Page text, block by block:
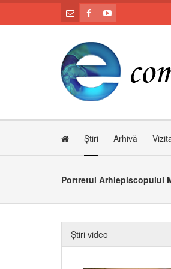
Știri Arhivă
Portretul Arhiepiscopului
Știri video